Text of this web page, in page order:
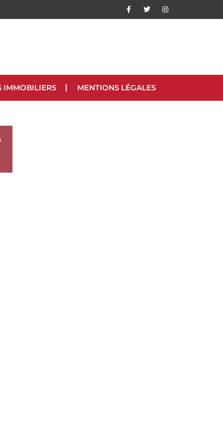
IMMOBILIERS MENTIONS LÉGALES